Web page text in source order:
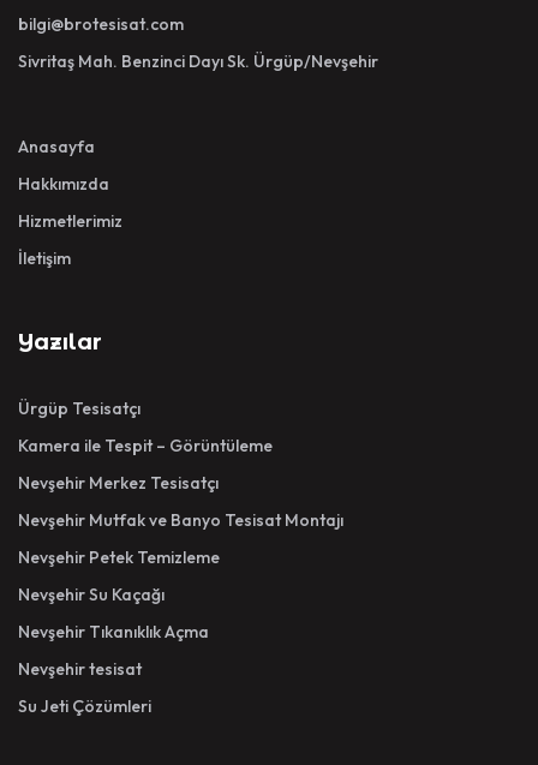
bilgi@brotesisat.com
Sivritaş Mah. Benzinci Dayı Sk. Ürgüp/Nevşehir
Anasayfa
Hakkımızda
Hizmetlerimiz
İletişim
Yazılar
Ürgüp Tesisatçı
Kamera ile Tespit – Görüntüleme
Nevşehir Merkez Tesisatçı
Nevşehir Mutfak ve Banyo Tesisat Montajı
Nevşehir Petek Temizleme
Nevşehir Su Kaçağı
Nevşehir Tıkanıklık Açma
Nevşehir tesisat
Su Jeti Çözümleri